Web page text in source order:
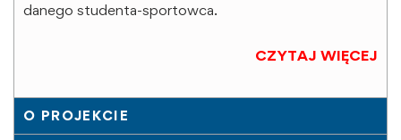
danego studenta-sportowca.
CZYTAJ WIĘCEJ
O PROJEKCIE